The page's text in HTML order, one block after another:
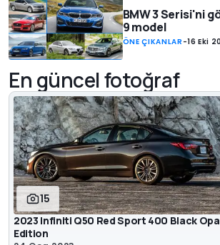
BMW 3 Serisi'ni
9 model
ÖNE ÇIKANLAR -16 Eki
En güncel fotoğraf
15
2023 Infiniti Q50 Red Sport 400 Black
Edition